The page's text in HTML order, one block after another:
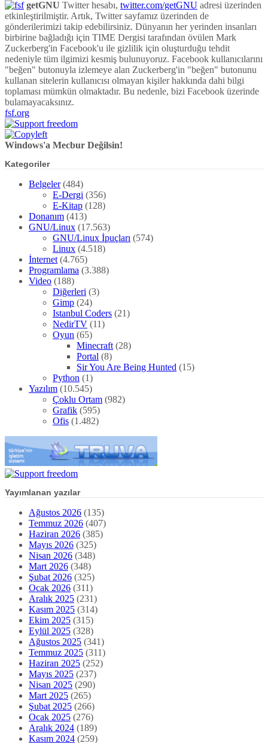
getGNU Twitter hesabı, twitter.com/getGNU adresi üzerinden
etkinleştirilmiştir. Artık, Twitter sayfamız üzerinden de
gönderilerimizi takip edebilirsiniz. Dünyanın her yerinden insanları
birbirine bağladığı için TIME Dergisi tarafından övülen Mark
Zuckerberg'in Facebook'u ile gizlilik için oluşturduğu tehdit
nedeniyle tüm ilgimizi kesmiş bulunuyoruz. Facebook kullanıcılarını
"beğen" butonuyla izlemeye alan Zuckerberg'in "beğen" butonunu
kullanan sitelerin kullanıcısı olmayan kişiler hakkında dahi bilgi
toplaması mümkün olmaktadır. Bu nedenle, bizi Facebook üzerinde
bulamayacaksınız.
fsf.org
Windows'a Mecbur Değilsin!
Kategoriler
Belgeler(484)
E-Dergi (356)
E-Kitap (128)
Donanım (413)
GNU/Linux (17.563)
GNU/Linux İpuçları (574)
Linux (4.518)
İnternet (4.765)
Programlama (3.388)
Video (188)
Diğerleri (3)
Gimp (24)
Istanbul Coders (21)
NedirTV (11)
Oyun (65)
Minecraft (28)
Portal (8)
Sir You Are Being Hunted (15)
Python (1)
Yazılım (10.545)
Çoklu Ortam (982)
Grafik (595)
Ofis (1.482)
Yayımlanan yazılar
Ağustos 2026 (135)
Temmuz 2026 (407)
Haziran 2026 (385)
Mayıs 2026 (325)
Nisan 2026 (348)
Mart 2026 (348)
Şubat 2026 (325)
Ocak 2026 (311)
Aralık 2025 (231)
Kasım 2025 (314)
Ekim 2025 (315)
Eylül 2025 (328)
Ağustos 2025 (341)
Temmuz 2025 (311)
Haziran 2025 (252)
Mayıs 2025 (237)
Nisan 2025 (290)
Mart 2025 (265)
Şubat 2025 (266)
Ocak 2025 (276)
Aralık 2024 (189)
Kasım 2024 (259)